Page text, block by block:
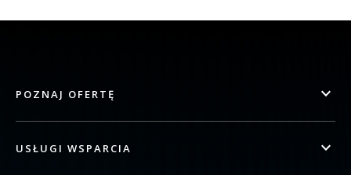
POZNAJ OFERTĘ
USŁUGI WSPARCIA